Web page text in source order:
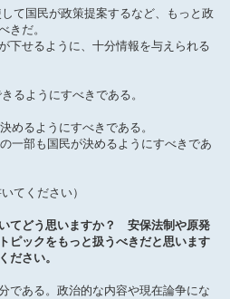
て国民が政策提案するなど、もっと政
きだ。
るように、十分情報を与えられる
るようにすべきである。
めるようにすべきである。
一部も国民が決めるようにすべきであ
てください）
てどう思いますか？ 安保法制や原発
ピックをもっと扱うべきだと思います
さい。
ある。政治的な内容や現在論争にな